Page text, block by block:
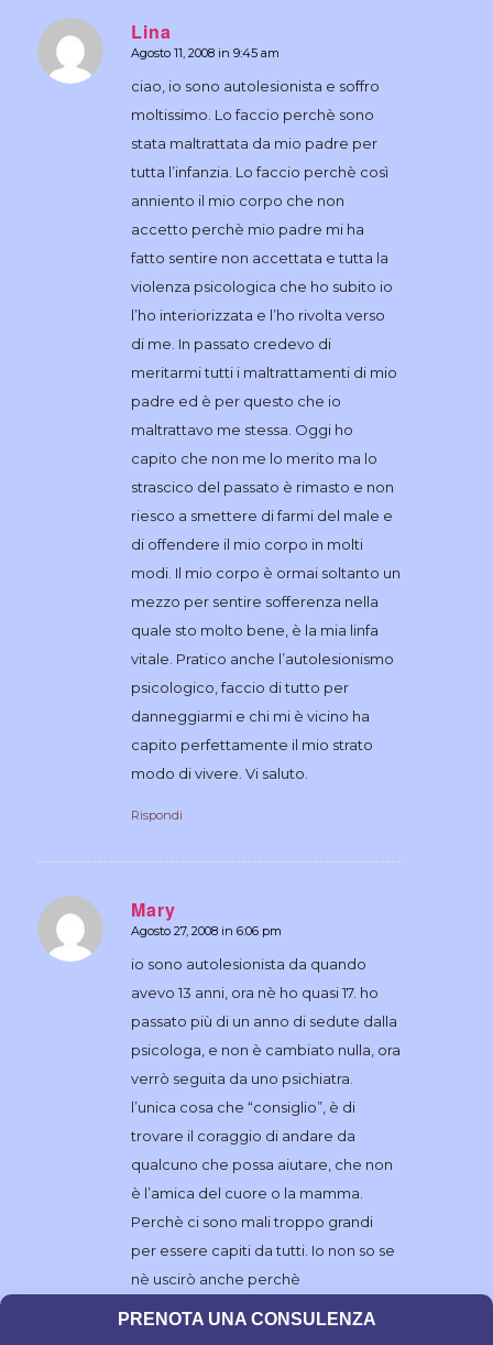
Lina
dice:
Agosto 11, 2008 in 9:45 am
ciao, io sono autolesionista e soffro
moltissimo. Lo faccio perchè sono
stata maltrattata da mio padre per
tutta l’infanzia. Lo faccio perchè così
anniento il mio corpo che non
accetto perchè mio padre mi ha
fatto sentire non accettata e tutta la
violenza psicologica che ho subito io
l’ho interiorizzata e l’ho rivolta verso
di me. In passato credevo di
meritarmi tutti i maltrattamenti di mio
padre ed è per questo che io
maltrattavo me stessa. Oggi ho
capito che non me lo merito ma lo
strascico del passato è rimasto e non
riesco a smettere di farmi del male e
di offendere il mio corpo in molti
modi. Il mio corpo è ormai soltanto un
mezzo per sentire sofferenza nella
quale sto molto bene, è la mia linfa
vitale. Pratico anche l’autolesionismo
psicologico, faccio di tutto per
danneggiarmi e chi mi è vicino ha
capito perfettamente il mio strato
modo di vivere. Vi saluto.
Rispondi
Mary
dice:
Agosto 27, 2008 in 6:06 pm
io sono autolesionista da quando
avevo 13 anni, ora nè ho quasi 17. ho
passato più di un anno di sedute dalla
psicologa, e non è cambiato nulla, ora
verrò seguita da uno psichiatra.
l’unica cosa che “consiglio”, è di
trovare il coraggio di andare da
qualcuno che possa aiutare, che non
è l’amica del cuore o la mamma.
Perchè ci sono mali troppo grandi
per essere capiti da tutti. Io non so se
nè uscirò anche perchè
PRENOTA UNA CONSULENZA